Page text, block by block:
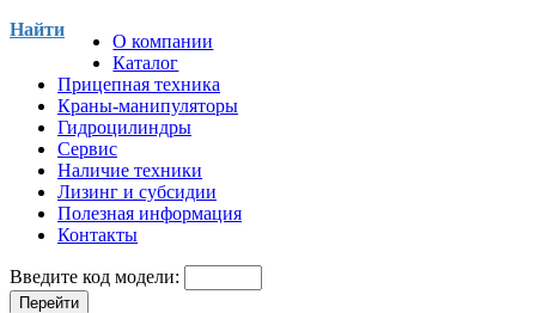
Найти
О компании
Каталог
Прицепная техника
Краны-манипуляторы
Гидроцилиндры
Сервис
Наличие техники
Лизинг и субсидии
Полезная информация
Контакты
Введите код модели:
Перейти